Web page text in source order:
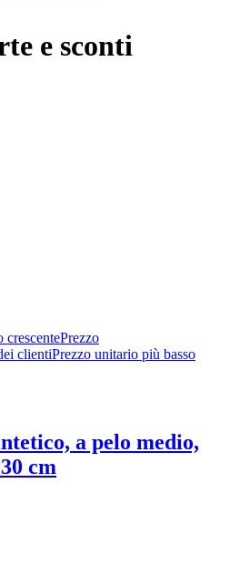
e sconti
crescentePrezzo
clientiPrezzo unitario più basso
a pelo medio,
cm